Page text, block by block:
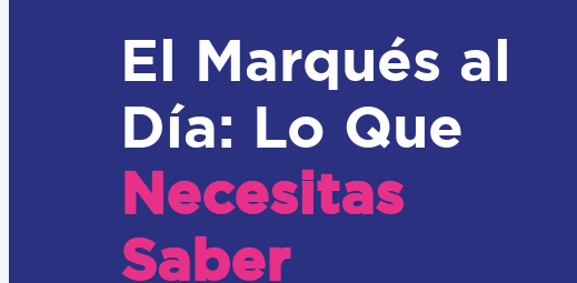
El Marqués al
Día: Lo Que
Necesitas
Saber